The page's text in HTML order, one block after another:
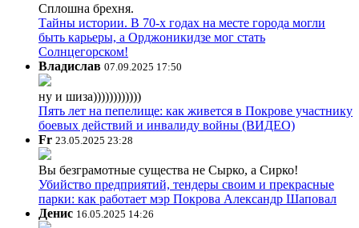
Сплошна брехня.
Тайны истории. В 70-х годах на месте города могли
быть карьеры, а Орджоникидзе мог стать
Солнцегорском!
Владислав 07.09.2025 17:50
ну и шиза))))))))))))
Пять лет на пепелище: как живется в Покрове участнику
боевых действий и инвалиду войны (ВИДЕО)
Fr 23.05.2025 23:28
Вы безграмотные существа не Сырко, а Сирко!
Убийство предприятий, тендеры своим и прекрасные
парки: как работает мэр Покрова Александр Шаповал
Денис 16.05.2025 14:26